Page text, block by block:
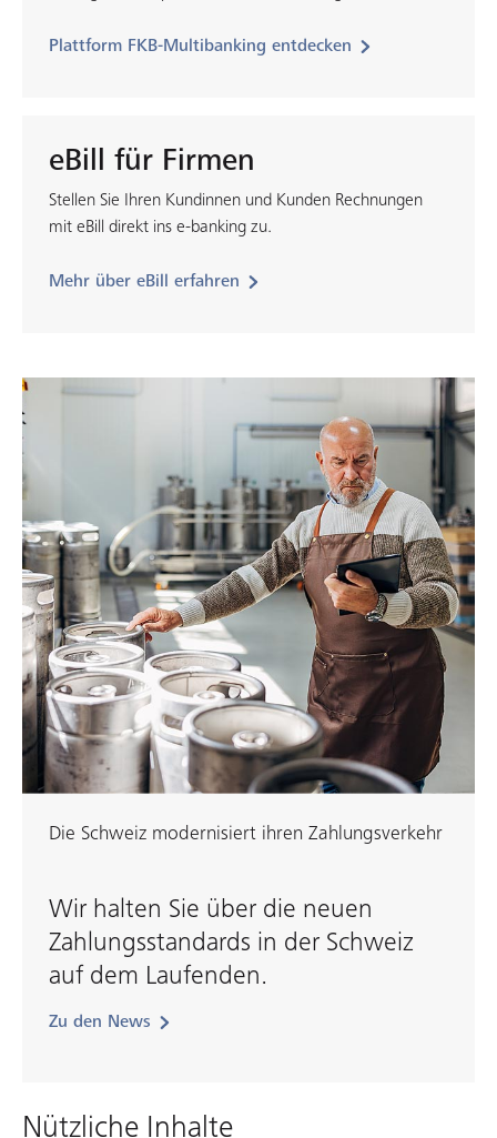
Plattform FKB-Multibanking entdecken
eBill für Firmen
Stellen Sie Ihren Kundinnen und Kunden Rechnungen
mit eBill direkt ins e-banking zu.
Mehr über eBill erfahren
Die Schweiz modernisiert ihren Zahlungsverkehr
Wir halten Sie über die neuen
Zahlungsstandards in der Schweiz
auf dem Laufenden.
Zu den News
Nützliche Inhalte